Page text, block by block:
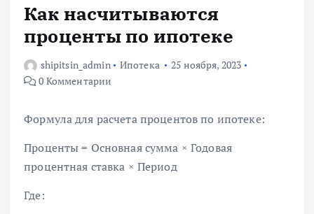
Как насчитываются
проценты по ипотеке
shipitsin_admin Ипотека
25 ноября, 2023
0 Комментарии
Формула для расчета процентов по ипотеке:
Проценты = Основная сумма × Годовая
процентная ставка × Период
Где: